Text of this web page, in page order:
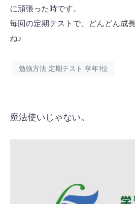
に頑張った時です。
毎回の定期テストで、どんどん成
ね♪
勉強方法 定期テスト 学年1位
魔法使いじゃない。